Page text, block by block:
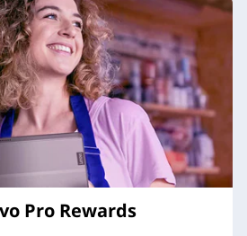
Pro Rewards